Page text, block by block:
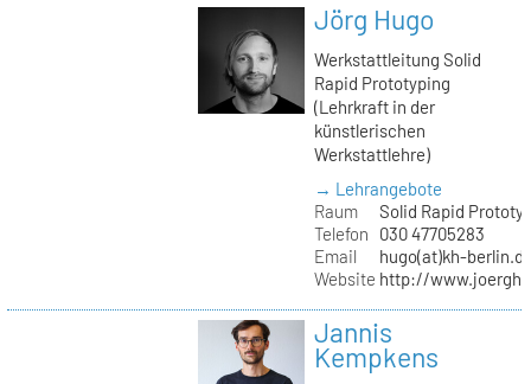
Jörg Hugo
Werkstattleitung Solid
Rapid Prototyping
(Lehrkraft in der
künstlerischen
Werkstattlehre)
→ Lehrangebote
Raum
Solid Rapid
Telefon
030 47705283
Email
hugo(at)kh-
Website http://
Jannis
Kempkens